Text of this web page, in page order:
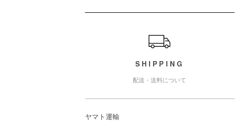
SHIPPING
配送・送料について
ヤマト運輸